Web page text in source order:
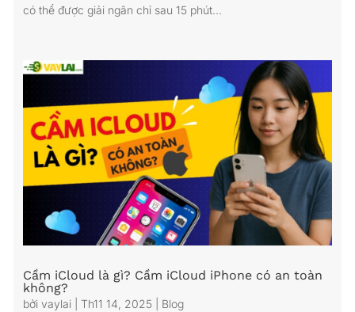
có thể được giải ngân chỉ sau 15 phút...
Cầm iCloud là gì? Cầm iCloud iPhone có an toàn
không?
bởi vaylai Th11 14, 2025
Blog